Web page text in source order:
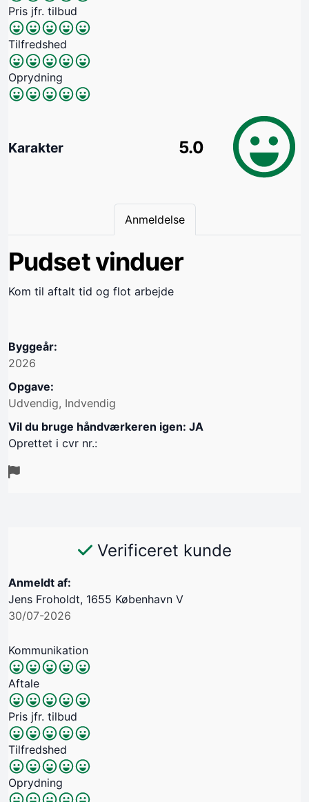
Pris jfr. tilbud
Tilfredshed
Oprydning
Karakter 5.0
Anmeldelse
Pudset vinduer
Kom til aftalt tid og flot arbejde
Byggeår:
2026
Opgave:
Udvendig, Indvendig
Vil du bruge håndværkeren igen: JA
Oprettet i cvr nr.:
Verificeret kunde
Anmeldt af:
Jens Froholdt, 1655 København V
30/07-2026
Kommunikation
Aftale
Pris jfr. tilbud
Tilfredshed
Oprydning